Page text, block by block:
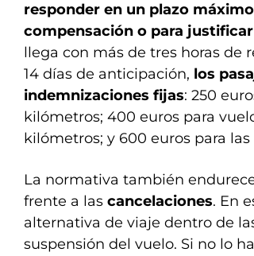
responder en un plazo
compensación o para
llega con más de tres horas de
14 días de anticipación, los
indemnizaciones fijas: 250
kilómetros; 400 euros para
kilómetros; y 600 euros para
La normativa también
frente a las cancelaciones. En
alternativa de viaje dentro de
suspensión del vuelo. Si no lo